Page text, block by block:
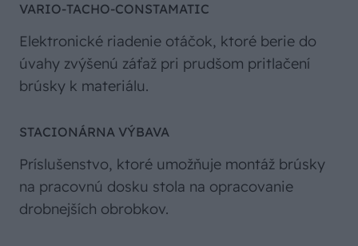
VARIO-TACHO-CONSTAMATIC
Elektronické riadenie otáčok, ktoré berie do
úvahy zvýšenú záťaž pri prudšom pritlačení
brúsky k materiálu.
STACIONÁRNA VÝBAVA
Príslušenstvo, ktoré umožňuje montáž brúsky
na pracovnú dosku stola na opracovanie
drobnejších obrobkov.